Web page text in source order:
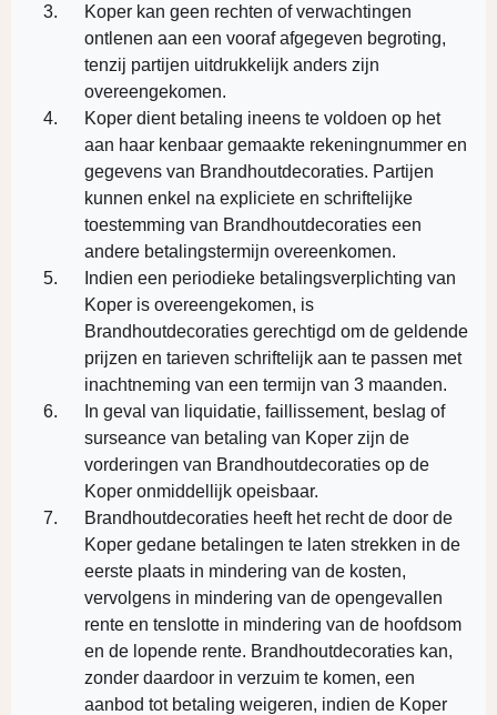
Koper kan geen rechten of verwachtingen
ontlenen aan een vooraf afgegeven begroting,
tenzij partijen uitdrukkelijk anders zijn
overeengekomen.
Koper dient betaling ineens te voldoen op het
aan haar kenbaar gemaakte rekeningnummer en
gegevens van Brandhoutdecoraties. Partijen
kunnen enkel na expliciete en schriftelijke
toestemming van Brandhoutdecoraties een
andere betalingstermijn overeenkomen.
Indien een periodieke betalingsverplichting van
Koper is overeengekomen, is
Brandhoutdecoraties gerechtigd om de geldende
prijzen en tarieven schriftelijk aan te passen met
inachtneming van een termijn van 3 maanden.
In geval van liquidatie, faillissement, beslag of
surseance van betaling van Koper zijn de
vorderingen van Brandhoutdecoraties op de
Koper onmiddellijk opeisbaar.
Brandhoutdecoraties heeft het recht de door de
Koper gedane betalingen te laten strekken in de
eerste plaats in mindering van de kosten,
vervolgens in mindering van de opengevallen
rente en tenslotte in mindering van de hoofdsom
en de lopende rente. Brandhoutdecoraties kan,
zonder daardoor in verzuim te komen, een
aanbod tot betaling weigeren, indien de Koper